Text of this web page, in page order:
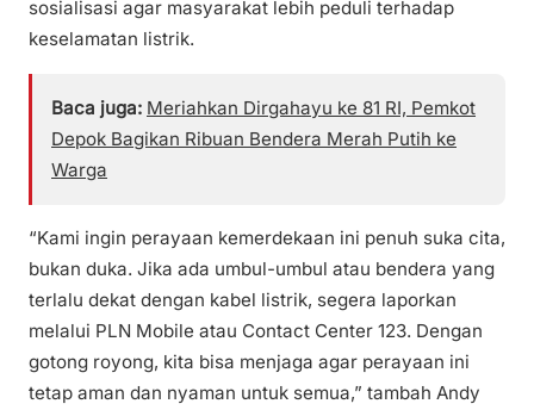
sosialisasi agar masyarakat lebih peduli terhadap
keselamatan listrik.
Baca juga: Meriahkan Dirgahayu ke 81 RI, Pemkot
Depok Bagikan Ribuan Bendera Merah Putih ke
Warga
“Kami ingin perayaan kemerdekaan ini penuh suka cita,
bukan duka. Jika ada umbul-umbul atau bendera yang
terlalu dekat dengan kabel listrik, segera laporkan
melalui PLN Mobile atau Contact Center 123. Dengan
gotong royong, kita bisa menjaga agar perayaan ini
tetap aman dan nyaman untuk semua,” tambah Andy